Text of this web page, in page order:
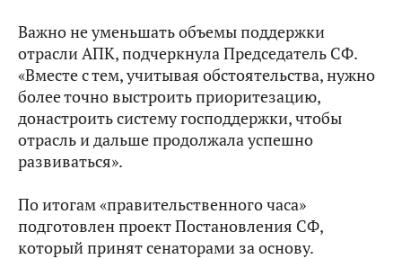
Важно не уменьшать объемы поддержки
отрасли АПК, подчеркнула Председатель СФ.
«Вместе с тем, учитывая обстоятельства, нужно
более точно выстроить приоритезацию,
донастроить систему господдержки, чтобы
отрасль и дальше продолжала успешно
развиваться».
По итогам «правительственного часа»
подготовлен проект Постановления СФ,
который принят сенаторами за основу.